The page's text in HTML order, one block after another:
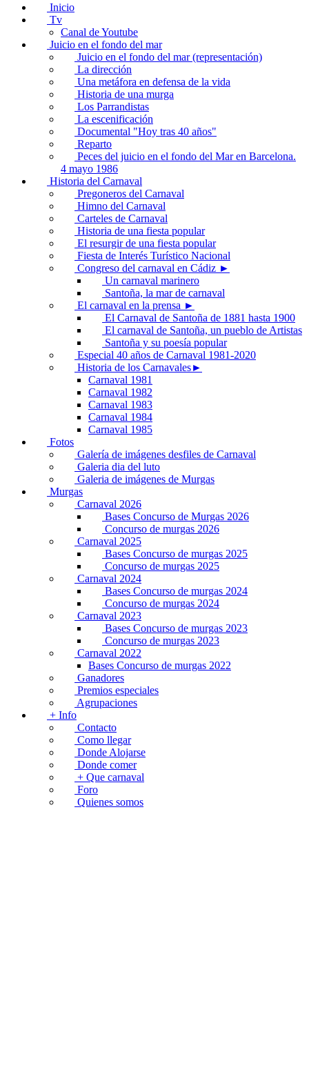
Inicio
Tv
Canal de Youtube
Juicio en el fondo del mar
Juicio en el fondo del mar (representación)
La dirección
Una metáfora en defensa de la vida
Historia de una murga
Los Parrandistas
La escenificación
Documental "Hoy tras 40 años"
Reparto
Peces del juicio en el fondo del Mar en Barcelona.
4 mayo 1986
Historia del Carnaval
Pregoneros del Carnaval
Himno del Carnaval
Carteles de Carnaval
Historia de una fiesta popular
El resurgir de una fiesta popular
Fiesta de Interés Turístico Nacional
Congreso del carnaval en Cádiz ►
Un carnaval marinero
Santoña, la mar de carnaval
El carnaval en la prensa ►
El Carnaval de Santoña de 1881 hasta 1900
El carnaval de Santoña, un pueblo de Artistas
Santoña y su poesía popular
Especial 40 años de Carnaval 1981-2020
Historia de los Carnavales►
Carnaval 1981
Carnaval 1982
Carnaval 1983
Carnaval 1984
Carnaval 1985
Fotos
Galería de imágenes desfiles de Carnaval
Galeria dia del luto
Galeria de imágenes de Murgas
Murgas
Carnaval 2026
Bases Concurso de Murgas 2026
Concurso de murgas 2026
Carnaval 2025
Bases Concurso de murgas 2025
Concurso de murgas 2025
Carnaval 2024
Bases Concurso de murgas 2024
Concurso de murgas 2024
Carnaval 2023
Bases Concurso de murgas 2023
Concurso de murgas 2023
Carnaval 2022
Bases Concurso de murgas 2022
Ganadores
Premios especiales
Agrupaciones
+ Info
Contacto
Como llegar
Donde Alojarse
Donde comer
+ Que carnaval
Foro
Quienes somos